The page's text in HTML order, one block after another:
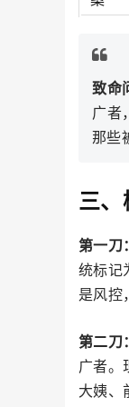
致命
广者
那些
三
第一刀
统标记
是风控
第二刀
广者。
大姨、